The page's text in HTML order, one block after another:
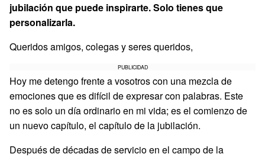
jubilación que puede inspirarte. Solo tienes que
personalizarla.
Queridos amigos, colegas y seres queridos,
PUBLICIDAD
Hoy me detengo frente a vosotros con una mezcla de
emociones que es difícil de expresar con palabras. Este
no es solo un día ordinario en mi vida; es el comienzo de
un nuevo capítulo, el capítulo de la jubilación.
Después de décadas de servicio en el campo de la